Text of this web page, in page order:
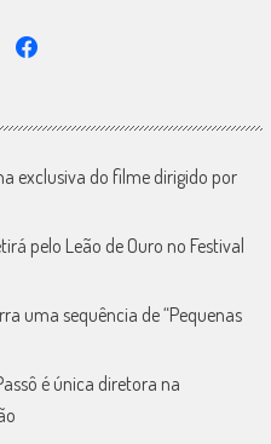
exclusiva do filme dirigido por
pelo Leão de Ouro no Festival
uma sequência de “Pequenas
é única diretora na